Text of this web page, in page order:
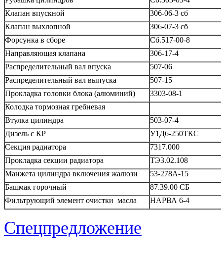
Клапан впускной
306-06-3 сб
Клапан выхлопной
306-07-3 сб
Форсунка в сборе
Сб.517-00-8
Направляющая клапана
306-17-4
Распределительный вал впуска
507-06
Распределительный вал выпуска
507-15
Прокладка головки блока (алюминий)
3303-08-1
Колодка тормозная гребневая
Втулка цилиндра
503-07-4
Дизель с КР
У1Д6-250ТКС
Секция радиатора
7317.000
Прокладка секции радиатора
ТЭ3.02.108
Манжета цилиндра включения жалюзи
53-278А-15
Башмак горочный
87.39.00 СБ
Фильтрующий элемент очистки масла
НАРВА 6-4
Спецпредложение